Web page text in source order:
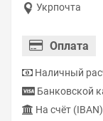
Укрпочта
Оплата
Наличный
Банковской
На счёт (IBAN)